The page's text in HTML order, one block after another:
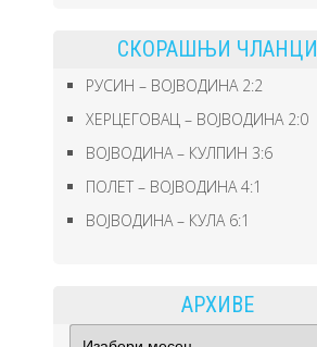
СКОРАШЊИ ЧЛАНЦИ
РУСИН – ВОЈВОДИНА 2:2
ХЕРЦЕГОВАЦ – ВОЈВОДИНА 2:0
ВОЈВОДИНА – КУЛПИН 3:6
ПОЛЕТ – ВОЈВОДИНА 4:1
ВОЈВОДИНА – КУЛА 6:1
АРХИВЕ